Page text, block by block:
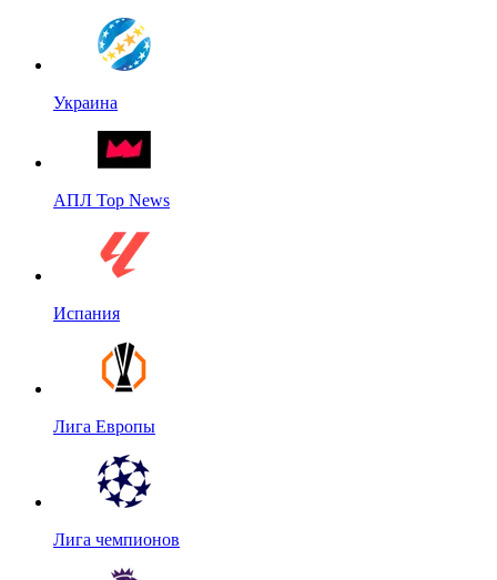
Украина
АПЛ Top News
Испания
Лига Европы
Лига чемпионов